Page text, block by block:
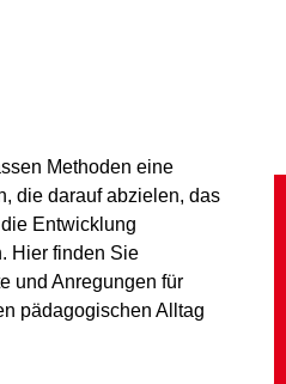
Methoden eine
die darauf abzielen, das
Entwicklung
Hier finden Sie
und Anregungen für
pädagogischen Alltag